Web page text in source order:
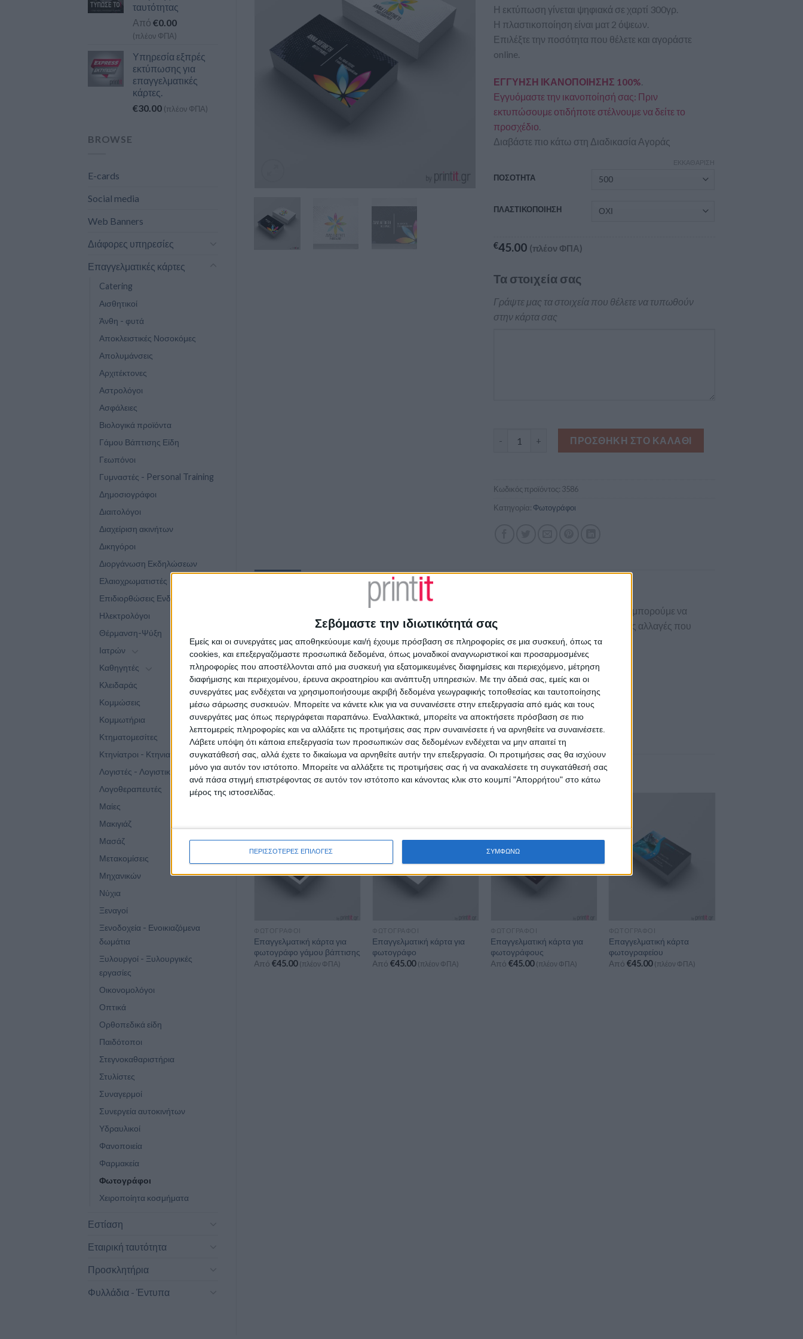
Σεβόμαστε την ιδιωτικότητά σας
Εμείς και οι συνεργάτες μας αποθηκεύουμε και/ή έχουμε πρόσβαση σε πληροφορίες σε μια συσκευή, όπως τα
cookies, και επεξεργαζόμαστε προσωπικά δεδομένα, όπως μοναδικοί αναγνωριστικοί και προσαρμοσμένες
πληροφορίες που αποστέλλονται από μια συσκευή για εξατομικευμένες διαφημίσεις και περιεχόμενο, μέτρηση
διαφήμισης και περιεχομένου, έρευνα ακροατηρίου και ανάπτυξη υπηρεσιών. Με την άδειά σας, εμείς και οι
συνεργάτες μας ενδέχεται να χρησιμοποιήσουμε ακριβή δεδομένα γεωγραφικής τοποθεσίας και ταυτοποίησης
μέσω σάρωσης συσκευών. Μπορείτε να κάνετε κλικ για να συναινέσετε στην επεξεργασία από εμάς και τους
συνεργάτες μας όπως περιγράφεται παραπάνω. Εναλλακτικά, μπορείτε να αποκτήσετε πρόσβαση σε πιο
λεπτομερείς πληροφορίες και να αλλάξετε τις προτιμήσεις σας πριν συναινέσετε ή να αρνηθείτε να συναινέσετε.
Λάβετε υπόψη ότι κάποια επεξεργασία των προσωπικών σας δεδομένων ενδέχεται να μην απαιτεί τη
συγκατάθεσή σας, αλλά έχετε το δικαίωμα να αρνηθείτε αυτήν την επεξεργασία. Οι προτιμήσεις σας θα ισχύουν
μόνο για αυτόν τον ιστότοπο. Μπορείτε να αλλάξετε τις προτιμήσεις σας ή να ανακαλέσετε τη συγκατάθεσή σας
ανά πάσα στιγμή επιστρέφοντας σε αυτόν τον ιστότοπο και κάνοντας κλικ στο κουμπί "Απορρήτου" στο κάτω
μέρος της ιστοσελίδας.
ΠΕΡΙΣΣΟΤΕΡΕΣ ΕΠΙΛΟΓΕΣ ΣΥΜΦΩΝΩ
ταυτότητας
Από €0.00
(πλέον ΦΠΑ)
Υπηρεσία εξπρές
εκτύπωσης για
επαγγελματικές
κάρτες.
€30.00 (πλέον ΦΠΑ)
BROWSE
E-cards
Social media
Web Banners
Διάφορες υπηρεσίες
Επαγγελματικές κάρτες
Catering
Αισθητικοί
Άνθη - φυτά
Αποκλειστικές Νοσοκόμες
Απολυμάνσεις
Αρχιτέκτονες
Αστρολόγοι
Ασφάλειες
Βιολογικά προϊόντα
Γάμου Βάπτισης Είδη
Γεωπόνοι
Γυμναστές - Personal Training
Δημοσιογράφοι
Διαιτολόγοι
Διαχείριση ακινήτων
Δικηγόροι
Διοργάνωση Εκδηλώσεων
Ελαιοχρωματιστές
Επιδιορθώσεις Ενδυμάτων
Ηλεκτρολόγοι
Θέρμανση-Ψύξη
Ιατρών
Καθηγητές
Κλειδαράς
Κομμώσεις
Κομμωτήρια
Κτηματομεσίτες
Κτηνίατροι - Κτηνιατρικά Κέντρα
Λογιστές - Λογιστικά γραφεία
Λογοθεραπευτές
Μαίες
Μακιγιάζ
Μασάζ
Μετακομίσεις
Μηχανικών
Νύχια
Ξεναγοί
Ξενοδοχεία - Ενοικιαζόμενα
δωμάτια
Ξυλουργοί - Ξυλουργικές
εργασίες
Οικονομολόγοι
Οπτικά
Ορθοπεδικά είδη
Παιδότοποι
Στεγνοκαθαριστήρια
Στυλίστες
Συναγερμοί
Συνεργεία αυτοκινήτων
Υδραυλικοί
Φανοποιεία
Φαρμακεία
Φωτογράφοι
Χειροποίητα κοσμήματα
Εστίαση
Εταιρική ταυτότητα
Προσκλητήρια
Φυλλάδια - Έντυπα
Η εκτύπωση γίνεται ψηφιακά σε χαρτί 300γρ.
Η πλαστικοποίηση είναι ματ 2 όψεων.
Επιλέξτε την ποσότητα που θέλετε και αγοράστε
online.
ΕΓΓΥΗΣΗ ΙΚΑΝΟΠΟΙΗΣΗΣ 100%
Εγγυόμαστε την ικανοποίησή σας: Πριν
εκτυπώσουμε οτιδήποτε στέλνουμε να δείτε το
προσχέδιο
Διαβάστε πιο κάτω στη Διαδικασία Αγοράς
ΠΟΣΟΤΗΤΑ
ΠΛΑΣΤΙΚΟΠΟΙΗΣΗ
€45.00 (πλέον ΦΠΑ)
Τα στοιχεία σας
Γράψτε μας τα στοιχεία που θέλετε να τυπωθούν
στην κάρτα σας
Επαγγελματική κάρτα φωτογράφου μόδας ποσότητα
ΠΡΟΣΘΉΚΗ ΣΤΟ ΚΑΛΆΘΙ
Κωδικός προϊόντος: 3586
Κατηγορία: Φωτογράφοι
ΔΙΑΔΙΚΑΣΊΑ ΑΓΟΡΆΣ
Αν έχετε δική σας μακέτα και απλά θέλετε να κάνουμε την εκτύπωση κάντε
. Επίσης μπορούμε να
σχεδιάσουμε για εσάς νέα μακέτα ή να τροποποιήσουμε κάποια που σας αρέσει κάνοντας τις αλλαγές που
επιθυμείτε.
Δείτε όλες τιςεπαγγελματικές κάρτες για Φωτογράφους
Συνδυάστε τηνεπαγγελματική κάρταμεεπιστολόχαρτα&φακέλους.
Δείτε επίσης τοπλήρες πακέτο εταιρικής ταυτότηταςπου ετοιμάσαμε για εσάς.
ΣΧΕΤΙΚΆ ΠΡΟΪΌΝΤΑ
ΦΩΤΟΓΡΆΦΟΙ
Επαγγελματική κάρτα για
φωτογράφο γάμου βάπτισης
Από €45.00 (πλέον ΦΠΑ)
ΦΩΤΟΓΡΆΦΟΙ
Επαγγελματική κάρτα για
φωτογράφο
Από €45.00 (πλέον ΦΠΑ)
ΦΩΤΟΓΡΆΦΟΙ
Επαγγελματική κάρτα για
φωτογράφους
Από €45.00 (πλέον ΦΠΑ)
ΦΩΤΟΓΡΆΦΟΙ
Επαγγελματική κάρτα
φωτογραφείου
Από €45.00 (πλέον ΦΠΑ)